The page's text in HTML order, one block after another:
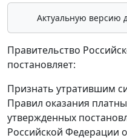
Актуальную версию
Правительство
постановляет:
Признать утратившим
Правил оказания
утвержденных
Российской Федерации